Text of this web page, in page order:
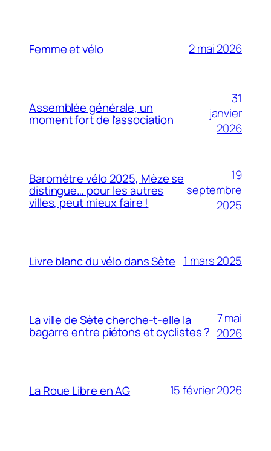
Femme et vélo 2 mai 2026
Assemblée générale, un
moment fort de l’association
31
janvier
2026
Baromètre vélo 2025, Mèze se
distingue… pour les autres
villes, peut mieux faire !
19
septembre
2025
Livre blanc du vélo dans Sète 1 mars 2025
La ville de Sète cherche-t-elle la
bagarre entre piétons et cyclistes ?
7 mai
2026
La Roue Libre en AG 15 février 2026